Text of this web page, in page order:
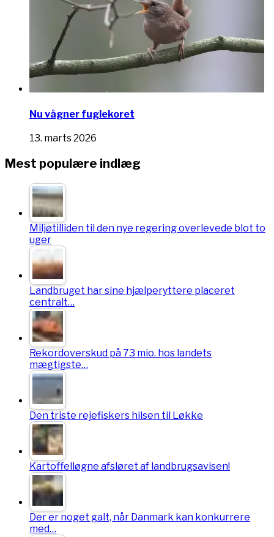
Nu vågner fuglekoret
13. marts 2026
Mest populære indlæg
Miljøtilliden til den nye regering overlevede blot to
uger
Landbruget har sine hjælperyttere placeret
centralt…
Rekordoverskud på 73 mio. hos landets
mægtigste…
Den triste rejefiskers hilsen til Løkke
Kartoffelløgne afsløret af landbrugsavisen!
Der er noget galt, når Danmark kan konkurrere
med…